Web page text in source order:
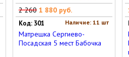
2 260 1 880 руб.
Наличие: 11 шт
Код: 301
Матрешка Сергиево-
Посадская 5 мест Бабочка